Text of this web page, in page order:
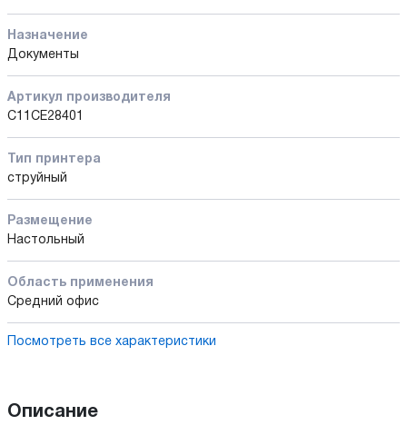
Назначение
Документы
Артикул производителя
C11CE28401
Тип принтера
струйный
Размещение
Настольный
Область применения
Средний офис
Посмотреть все характеристики
Описание